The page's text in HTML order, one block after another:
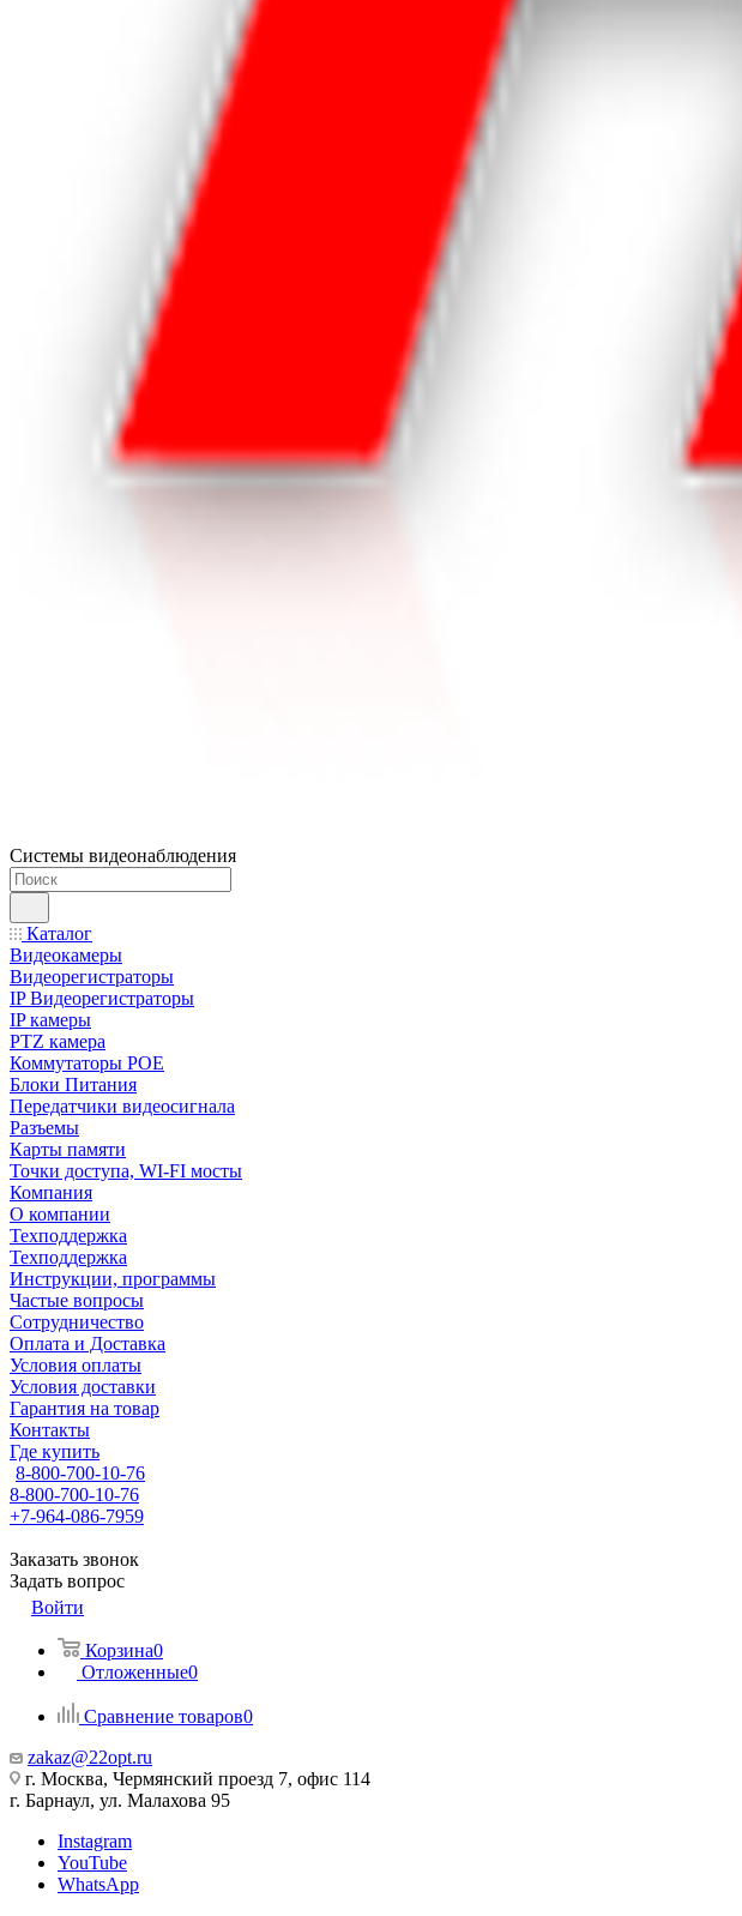
Системы видеонаблюдения
Каталог
Видеокамеры
Видеорегистраторы
IP Видеорегистраторы
IP камеры
PTZ камера
Коммутаторы POE
Блоки Питания
Передатчики видеосигнала
Разъемы
Карты памяти
Точки доступа, WI-FI мосты
Компания
О компании
Техподдержка
Техподдержка
Инструкции, программы
Частые вопросы
Сотрудничество
Оплата и Доставка
Условия оплаты
Условия доставки
Гарантия на товар
Контакты
Где купить
8-800-700-10-76
8-800-700-10-76
+7-964-086-7959
Заказать звонок
Задать вопрос
Войти
Корзина0
Отложенные0
Сравнение товаров0
zakaz@22opt.ru
г. Москва, Чермянский проезд 7, офис 114
г. Барнаул, ул. Малахова 95
Instagram
YouTube
WhatsApp